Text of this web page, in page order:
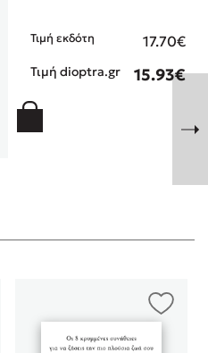
Τιμή εκδότη 17.70€
Τιμή dioptra.gr 15.93€